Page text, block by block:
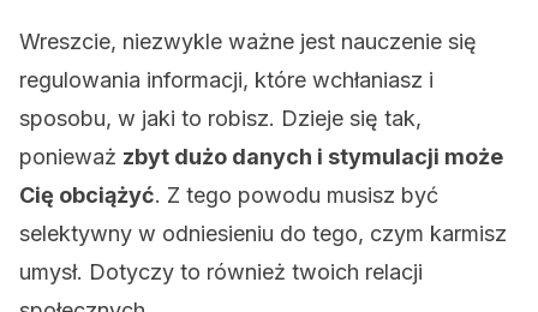
Wreszcie, niezwykle ważne jest nauczenie się
regulowania informacji, które wchłaniasz i
sposobu, w jaki to robisz. Dzieje się tak,
ponieważ zbyt dużo danych i stymulacji może
Cię obciążyć. Z tego powodu musisz być
selektywny w odniesieniu do tego, czym karmisz
umysł. Dotyczy to również twoich relacji